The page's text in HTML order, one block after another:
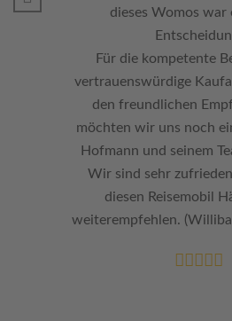
dieses Womos war
Für die kompetente
vertrauenswürdige
den freundlichen
möchten wir uns noch
Hofmann und seinem
Wir sind sehr
diesen Reisemobil
weiterempfehlen.